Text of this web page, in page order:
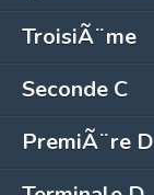
TroisiÃ¨me
Seconde C
PremiÃ¨re D